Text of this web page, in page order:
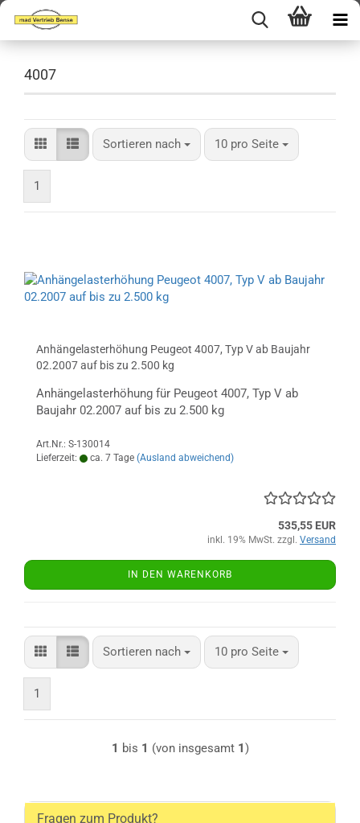
4007
Sortieren nach
Sortieren nach 10 pro Seite
pro Seite
1
Anhängelasterhöhung Peugeot 4007, Typ V ab Baujahr
02.2007 auf bis zu 2.500 kg
Anhängelasterhöhung für Peugeot 4007, Typ V ab
Baujahr 02.2007 auf bis zu 2.500 kg
Art.Nr.: S-130014
Lieferzeit:
ca. 7 Tage (Ausland abweichend)
535,55 EUR
inkl. 19% MwSt. zzgl. Versand
IN DEN WARENKORB
Sortieren nach
Sortieren nach 10 pro Seite
pro Seite
1
1 bis 1 (von insgesamt 1)
Fragen zum Produkt?